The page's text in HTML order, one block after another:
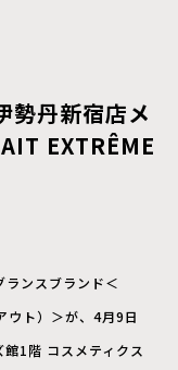
勢丹新宿店メ
EXTRÊME
ンスブランド＜
ウト）＞が、4月9日
1階 コスメティクス